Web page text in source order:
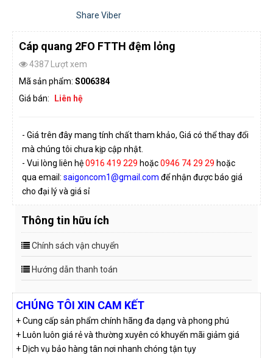
Share Viber
Cáp quang 2FO FTTH đệm lỏng
4387 Lượt xem
Mã sản phẩm: S006384
Giá bán:
Liên hệ
- Giá trên đây mang tính chất tham khảo, Giá có thể thay đổi
mà chúng tôi chưa kịp cập nhật.
- Vui lòng liên hệ0916 419 229 hoặc0946 74 29 29 hoặc
qua email: saigoncom1@gmail.com để nhận được báo giá
cho đại lý và giá sỉ
Thông tin hữu ích
Chính sách vận chuyển
Hướng dẫn thanh toán
CHÚNG TÔI XIN CAM KẾT
+ Cung cấp sản phẩm chính hãng đa dạng và phong phú
+ Luôn luôn giá rẻ và thường xuyên có khuyến mãi giảm giá
+ Dịch vụ bảo hàng tân nơi nhanh chóng tận tụy